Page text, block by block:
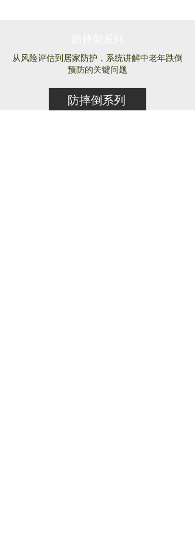
从风险评估到居家防护，系统讲解中老年跌倒
预防的关键问题
防摔倒系列